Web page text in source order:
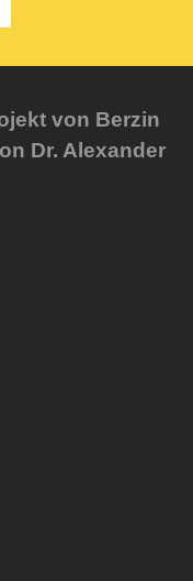
von Berzin
Dr. Alexander